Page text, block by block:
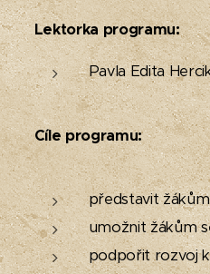
Lektorka programu:
Pavla Edita
Cíle programu:
představit
umožnit žákům
podpořit rozvoj